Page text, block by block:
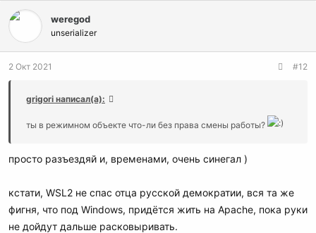
и
weregod
unserializer
2 Окт 2021 #12
grigori написал(а):
ты в режимном объекте что-ли без права смены работы?
просто разъездяй и, временами, очень синегал )
кстати, WSL2 не спас отца русской демократии, вся та же
фигня, что под Windows, придётся жить на Apache, пока руки
не дойдут дальше расковыривать.